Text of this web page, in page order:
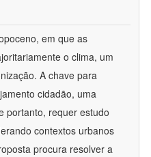
em que as
o clima, um
A chave para
cidadão, uma
portanto, requer estudo
contextos urbanos
procura resolver a